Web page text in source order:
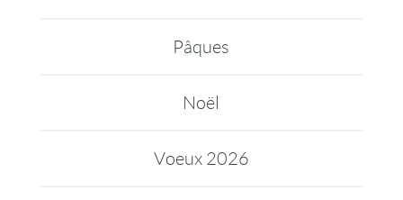
Pâques
Noël
Voeux 2026